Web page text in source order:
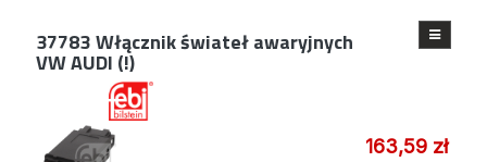
37783Włącznik świateł awaryjnych
VW AUDI (!)
163,59 zł